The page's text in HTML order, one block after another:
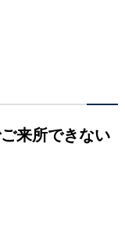
来所できない